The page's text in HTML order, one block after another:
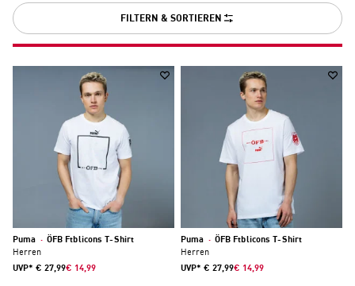
drauf und forderte augenzwinkernd gleich einen eigenen Feiertag
ein. Ein Abend, der Emotionen entfachte – und Fußball-Österreich
wieder träumen lässt.
FILTERN & SORTIEREN
Puma · ÖFB Ftblicons T-Shirt
Herren
UVP* € 27,99€ 14,99
Puma · ÖFB Ftblicons T-Shirt
Herren
UVP* € 27,99€ 14,99